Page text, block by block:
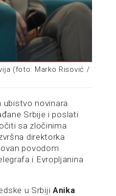
(foto: Marko Risović /
ubistvo novinara
Srbije i poslati
sa zločinima
direktorka
povodom
i Evropljanina
u Srbiji Anika